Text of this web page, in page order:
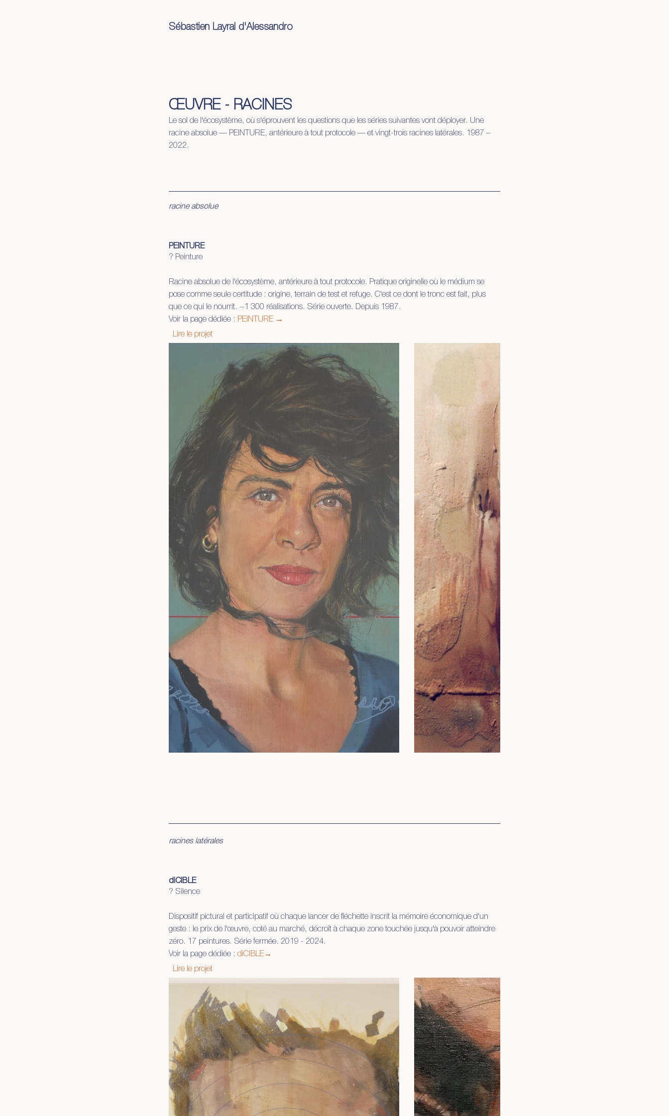
œuvredémarchedocuments
Sébastien Layral d'Alessandro
ŒUVRE - RACINES
Le sol de l'écosystème, où s'éprouvent les questions que les séries suivantes vont déployer. Une
racine absolue — PEINTURE, antérieure à tout protocole — et vingt-trois racines latérales. 1987 –
2022.
racine absolue
PEINTURE
? Peinture
Racine absolue de l'écosystème, antérieure à tout protocole. Pratique originelle où le médium se
pose comme seule certitude : origine, terrain de test et refuge. C'est ce dont le tronc est fait, plus
que ce qui le nourrit. ~1 300 réalisations. Série ouverte. Depuis 1987.
Voir la page dédiée : PEINTURE →
Lire le projet
racines latérales
diCIBLE
? Silence
Dispositif pictural et participatif où chaque lancer de fléchette inscrit la mémoire économique d'un
geste : le prix de l'œuvre, coté au marché, décroît à chaque zone touchée jusqu'à pouvoir atteindre
zéro. 17 peintures. Série fermée. 2019 - 2024.
Voir la page dédiée : diCIBLE→
Lire le projet